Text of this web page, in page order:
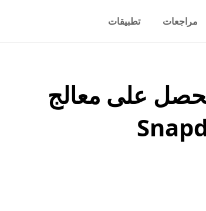
مراجعات تطبيقات
على معالج